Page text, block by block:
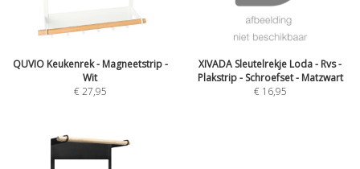
QUVIO Keukenrek - Magneetstrip -
Wit
€27,95
XIVADA Sleutelrekje Loda - Rvs -
Plakstrip - Schroefset - Matzwart
€ 16,95